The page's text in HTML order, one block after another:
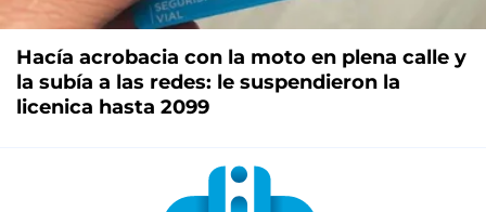
Hacía acrobacia con la moto en plena calle y
la subía a las redes: le suspendieron la
licenica hasta 2099